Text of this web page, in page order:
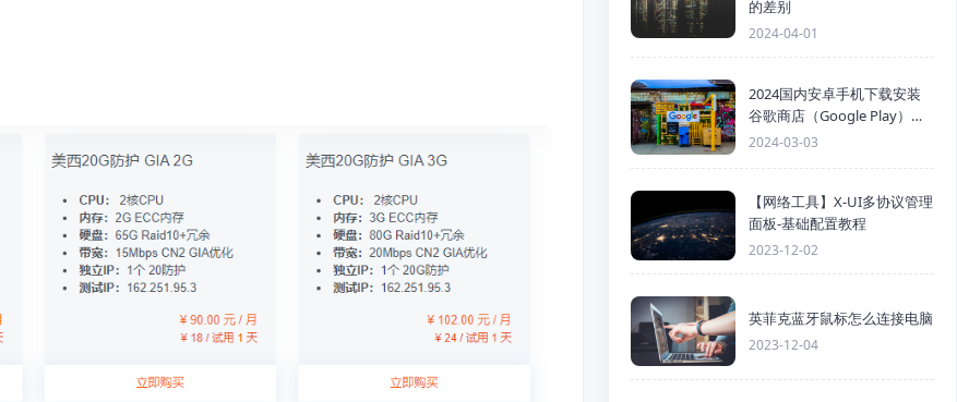
的差别
2024-04-01
2024国内安卓手机下载安装
谷歌商店（Google Play）详
细步骤
2024-03-03
【网络工具】X-UI多协议管理
面板-基础配置教程
2023-12-02
英菲克蓝牙鼠标怎么连接电脑
2023-12-04